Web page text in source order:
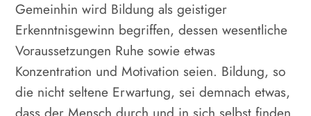
Gemeinhin wird Bildung als geistiger
Erkenntnisgewinn begriffen, dessen wesentliche
Voraussetzungen Ruhe sowie etwas
Konzentration und Motivation seien. Bildung, so
die nicht seltene Erwartung, sei demnach etwas,